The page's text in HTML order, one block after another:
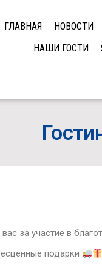
ГЛАВНАЯ НОВОСТИ
НАШИ ГОСТИ
за участие в
подарки